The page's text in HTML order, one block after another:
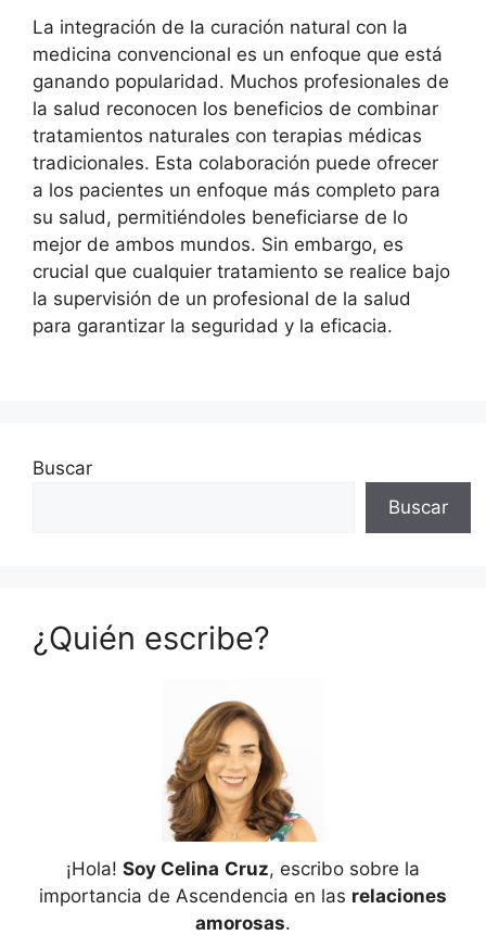
La integración de la curación natural con la
medicina convencional es un enfoque que está
ganando popularidad. Muchos profesionales de
la salud reconocen los beneficios de combinar
tratamientos naturales con terapias médicas
tradicionales. Esta colaboración puede ofrecer
a los pacientes un enfoque más completo para
su salud, permitiéndoles beneficiarse de lo
mejor de ambos mundos. Sin embargo, es
crucial que cualquier tratamiento se realice bajo
la supervisión de un profesional de la salud
para garantizar la seguridad y la eficacia.
Buscar
Buscar
¿Quién escribe?
¡Hola! Soy Celina Cruz, escribo sobre la
importancia de Ascendencia en las relaciones
amorosas.